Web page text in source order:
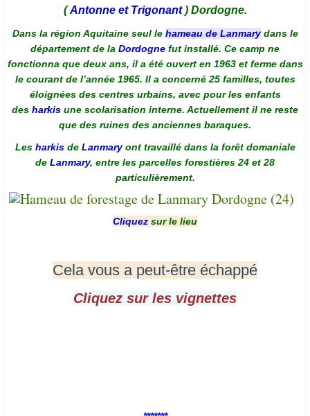
(Antonne et Trigonant) Dordogne.
Dans la région Aquitaine seul le hameau de Lanmarydans le
département de la Dordogne fut installé. Ce camp ne
fonctionna que deux ans, il a été ouvert en 1963 et ferme dans
le courant de l’année 1965. Il a concerné 25 familles, toutes
éloignées des centres urbains, avec pour les enfants
des harkis une scolarisation interne. Actuellement il ne reste
que des ruines des anciennes baraques.
Les harkis de Lanmaryont travaillé dans la forêt domaniale
de Lanmary, entre les parcelles forestières 24 et 28
particulièrement.
Cliquez sur le lieu
Cela vous a peut-être échappé
Cliquez sur les vignettes